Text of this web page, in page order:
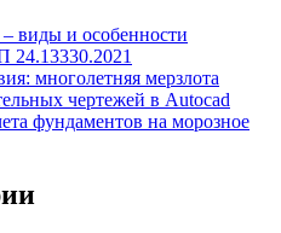
виды и особенности
24.13330.2021
многолетняя мерзлота
чертежей в Autocad
фундаментов на морозное